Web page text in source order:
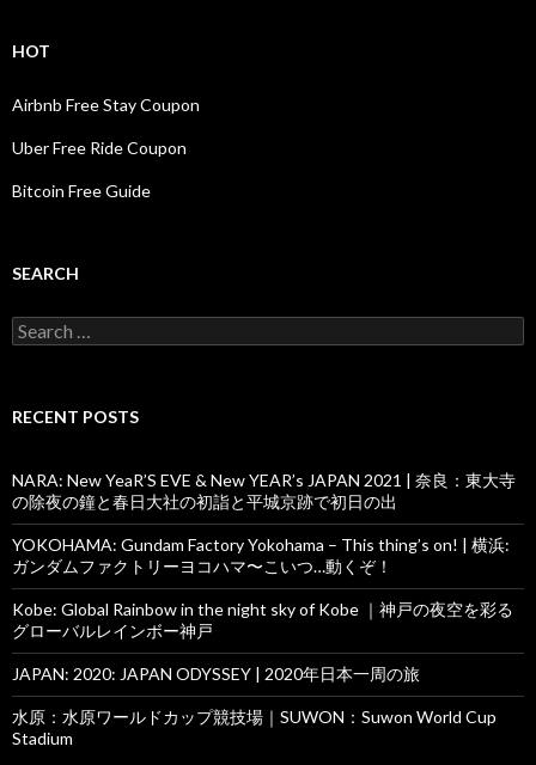
HOT
Airbnb Free Stay Coupon
Uber Free Ride Coupon
Bitcoin Free Guide
SEARCH
Search
for:
RECENT POSTS
NARA: New YeaR’S EVE & New YEAR’s JAPAN 2021 | 奈良：東大寺
の除夜の鐘と春日大社の初詣と平城京跡で初日の出
YOKOHAMA: Gundam Factory Yokohama – This thing’s on! | 横浜:
ガンダムファクトリーヨコハマ〜こいつ…動くぞ！
Kobe: Global Rainbow in the night sky of Kobe ｜神戸の夜空を彩る
グローバルレインボー神戸
JAPAN: 2020: JAPAN ODYSSEY | 2020年日本一周の旅
水原：水原ワールドカップ競技場｜SUWON：Suwon World Cup
Stadium